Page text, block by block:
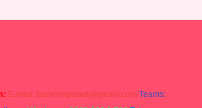
E-mail: backlinkpaneli@gmail.com Teams: